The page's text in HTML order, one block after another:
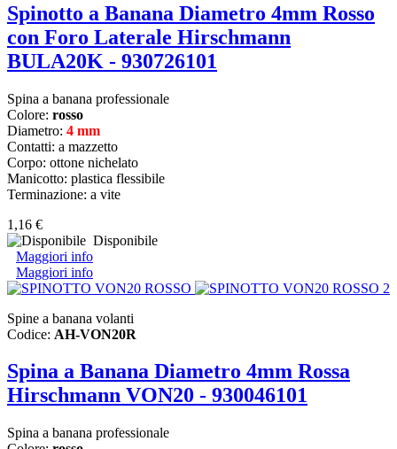
Spinotto a Banana Diametro 4mm Rosso
con Foro Laterale Hirschmann
BULA20K - 930726101
Spina a banana professionale
Colore: rosso
Diametro: 4 mm
Contatti: a mazzetto
Corpo: ottone nichelato
Manicotto: plastica flessibile
Terminazione: a vite
1,16 €
Disponibile
Maggiori info
Maggiori info
Spine a banana volanti
Codice: AH-VON20R
Spina a Banana Diametro 4mm Rossa
Hirschmann VON20 - 930046101
Spina a banana professionale